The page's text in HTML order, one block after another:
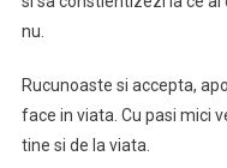
nu.
Rucunoaste si accepta,
face in viata. Cu pasi mici
tine si de la viata.